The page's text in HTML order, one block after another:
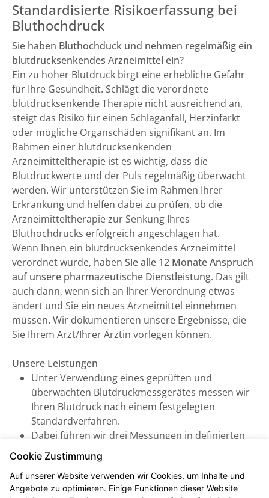
Standardisierte Risikoerfassung bei
Bluthochdruck
Sie haben Bluthochduck und nehmen regelmäßig ein
blutdrucksenkendes Arzneimittel ein?
Ein zu hoher Blutdruck birgt eine erhebliche Gefahr
für Ihre Gesundheit. Schlägt die verordnete
blutdrucksenkende Therapie nicht ausreichend an,
steigt das Risiko für einen Schlaganfall, Herzinfarkt
oder mögliche Organschäden signifikant an. Im
Rahmen einer blutdrucksenkenden
Arzneimitteltherapie ist es wichtig, dass die
Blutdruckwerte und der Puls regelmäßig überwacht
werden. Wir unterstützen Sie im Rahmen Ihrer
Erkrankung und helfen dabei zu prüfen, ob die
Arzneimitteltherapie zur Senkung Ihres
Bluthochdrucks erfolgreich angeschlagen hat.
Wenn Ihnen ein blutdrucksenkendes Arzneimittel
verordnet wurde, haben Sie alle 12 Monate Anspruch
auf unsere pharmazeutische Dienstleistung. Das gilt
auch dann, wenn sich an Ihrer Verordnung etwas
ändert und Sie ein neues Arzneimittel einnehmen
müssen. Wir dokumentieren unsere Ergebnisse, die
Sie Ihrem Arzt/Ihrer Ärztin vorlegen können.
Unsere Leistungen
Unter Verwendung eines geprüften und
überwachten Blutdruckmessgerätes messen wir
Ihren Blutdruck nach einem festgelegten
Standardverfahren.
Dabei führen wir drei Messungen in definierten
Abständen durch, woraus sich ein systolischer
und diastolischer Mittelwert errechnen lässt (inkl.
Puls). Daraus können wir eine verlässliche
Aussage treffen und beraten Sie zu Ihrem
Cookie Zustimmung
Auf unserer Website verwenden wir Cookies, um Inhalte und
Angebote zu optimieren. Einige Funktionen dieser Website